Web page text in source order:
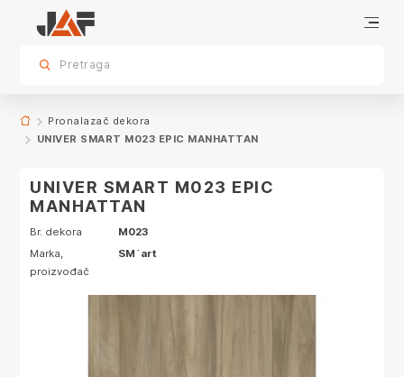
sr.skip-to.main-content
sr.skip-to.table-of-contents
sr.skip-to.main-navigation
Proizvodi sa ovim dekorom
Pretraga
Pronalazač dekora
UNIVER SMART M023 EPIC MANHATTAN
UNIVER SMART M023 EPIC
MANHATTAN
Br. dekora
M023
Marka,
proizvođač
SM´art